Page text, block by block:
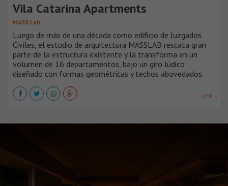
Vila Catarina Apartments
MASS Lab
Luego de más de una década como edificio de Juzgados
Civiles, el estudio de arquitectura MASSLAB rescata gran
parte de la estructura existente y la transforma en un
volumen de 16 departamentos, bajo un giro lúdico
diseñado con formas geométricas y techos abovedados.
VER +